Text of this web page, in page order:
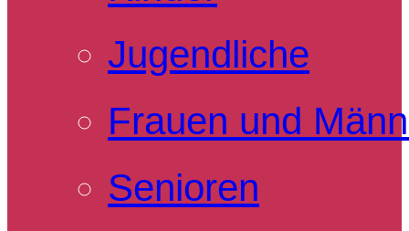
Jugendliche
Frauen und
Senioren